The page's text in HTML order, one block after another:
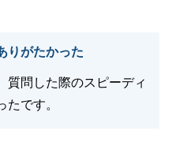
りがたかった
質問した際のスピーディ
です。